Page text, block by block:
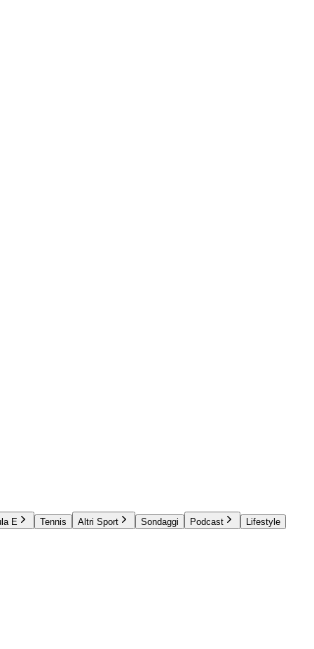
E Tennis Altri Sport Sondaggi Podcast Lifestyle